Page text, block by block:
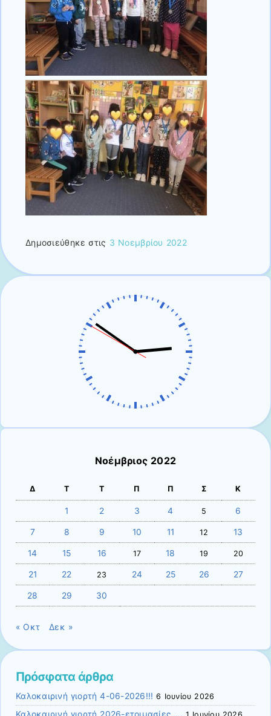
Δημοσιεύθηκε στις 3 Νοεμβρίου 2022
Νοέμβριος 2022
Δ Τ Τ Π Π Σ Κ
1 2 3 4 5 6
7 8 9 10 11 12 13
14 15 16 17 18 19 20
21 22 23 24 25 26 27
28 29 30
« Οκτ Δεκ »
Πρόσφατα άρθρα
Καλοκαιρινή γιορτή 4-06-2026!!! 6 Ιουνίου 2026